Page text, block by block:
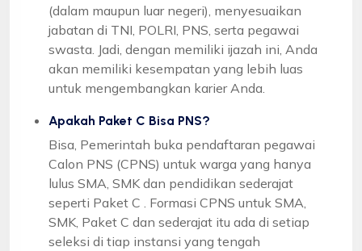
(dalam maupun luar negeri), menyesuaikan
jabatan di TNI, POLRI, PNS, serta pegawai
swasta. Jadi, dengan memiliki ijazah ini, Anda
akan memiliki kesempatan yang lebih luas
untuk mengembangkan karier Anda.
Apakah Paket C Bisa PNS?
Bisa, Pemerintah buka pendaftaran pegawai
Calon PNS (CPNS) untuk warga yang hanya
lulus SMA, SMK dan pendidikan sederajat
seperti Paket C . Formasi CPNS untuk SMA,
SMK, Paket C dan sederajat itu ada di setiap
seleksi di tiap instansi yang tengah